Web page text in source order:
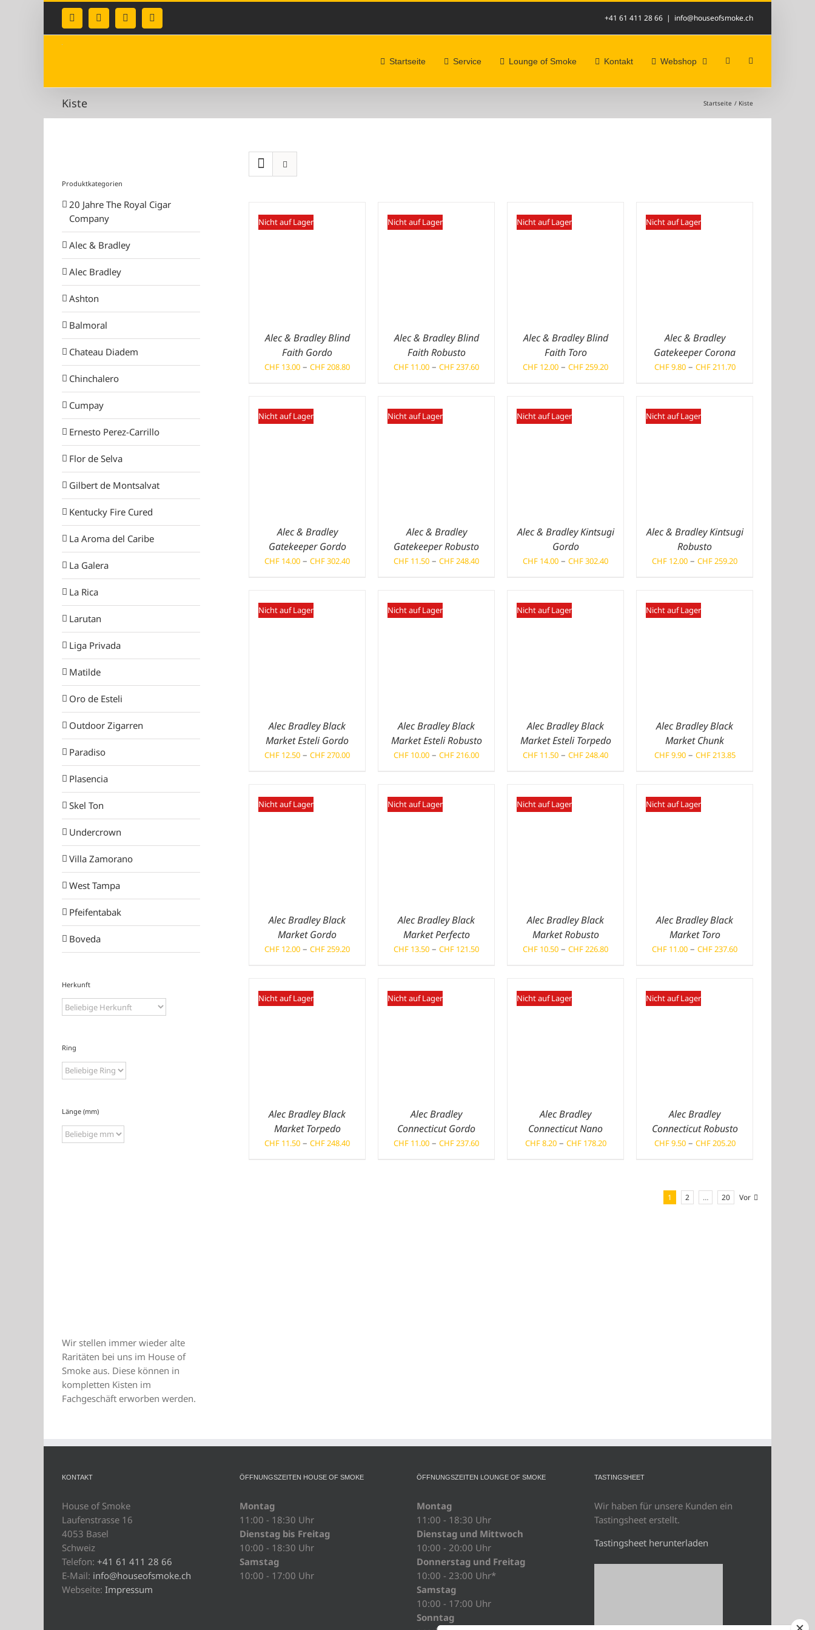
FacebookInstagram
X
E-
Mail
+41 61 411 28 66 | info@houseofsmoke.ch
Startseite Service Lounge of Smoke Kontakt Webshop
Kiste Startseite Kiste
Nicht auf Lager
Alec & Bradley Blind
Faith Gordo
CHF 13.00 – CHF208.80Preisspanne:
CHF 208.80
Nicht auf Lager
Alec & Bradley Blind
Faith Robusto
CHF 11.00 – CHF237.60Preisspanne:
CHF 237.60
Nicht auf Lager
Alec & Bradley Blind
Faith Toro
CHF 12.00 – CHF259.20Preisspanne:
CHF 259.20
Nicht auf Lager
Alec & Bradley
Gatekeeper Corona
CHF9.80 – CHF211.70Preisspanne:
Nicht auf Lager
Alec & Bradley
Gatekeeper Gordo
CHF 14.00 – CHF302.40Preisspanne:
CHF 302.40
Nicht auf Lager
Alec & Bradley
Gatekeeper Robusto
CHF 11.50 – CHF248.40Preisspanne:
CHF 248.40
Nicht auf Lager
Alec & Bradley Kintsugi
Gordo
CHF 14.00 – CHF302.40Preisspanne:
CHF 302.40
Nicht auf Lager
Alec & Bradley Kintsugi
Robusto
CHF 12.00 – CHF259.20Preisspanne:
Nicht auf Lager
Alec Bradley Black
Market Esteli Gordo
CHF 12.50 – CHF270.00Preisspanne:
CHF 270.00
Nicht auf Lager
Alec Bradley Black
Market Esteli Robusto
CHF 10.00 – CHF216.00Preisspanne:
CHF 216.00
Nicht auf Lager
Alec Bradley Black
Market Esteli Torpedo
CHF 11.50 – CHF248.40Preisspanne:
CHF 248.40
Nicht auf Lager
Alec Bradley Black
Market Chunk
CHF9.90 – CHF213.85Preisspanne:
Nicht auf Lager
Alec Bradley Black
Market Gordo
CHF 12.00 – CHF259.20Preisspanne:
CHF 259.20
Nicht auf Lager
Alec Bradley Black
Market Perfecto
CHF 13.50 – CHF 121.50Preisspanne:
CHF 121.50
Nicht auf Lager
Alec Bradley Black
Market Robusto
CHF 10.50 – CHF226.80Preisspanne:
CHF 226.80
Nicht auf Lager
Alec Bradley Black
Market Toro
CHF 11.00 – CHF237.60Preisspanne:
Nicht auf Lager
Alec Bradley Black
Market Torpedo
CHF 11.50 – CHF248.40Preisspanne:
Nicht auf Lager
Alec Bradley
Connecticut Gordo
CHF 11.00 – CHF237.60Preisspanne:
Nicht auf Lager
Alec Bradley
Connecticut Nano
CHF8.20 – CHF178.20Preisspanne:
Nicht auf Lager
Alec Bradley
Connecticut Robusto
CHF9.50 – CHF205.20Preisspanne:
1 2 … 20 Vor
Produktkategorien
20 Jahre The Royal Cigar
Company
Alec & Bradley
Alec Bradley
Ashton
Balmoral
Chateau Diadem
Chinchalero
Cumpay
Ernesto Perez-Carrillo
Flor de Selva
Gilbert de Montsalvat
Kentucky Fire Cured
La Aroma del Caribe
La Galera
La Rica
Larutan
Liga Privada
Matilde
Oro de Esteli
Outdoor Zigarren
Paradiso
Plasencia
Skel Ton
Undercrown
Villa Zamorano
West Tampa
Pfeifentabak
Boveda
Herkunft
Ring
Länge (mm)
Wir stellen immer wieder alte
Raritäten bei uns im House of
Smoke aus. Diese können in
kompletten Kisten im
Fachgeschäft erworben werden.
KONTAKT
House of Smoke
Laufenstrasse 16
4053 Basel
Schweiz
Telefon: +41 61 411 28 66
E-Mail: info@houseofsmoke.ch
Webseite: Impressum
ÖFFNUNGSZEITEN HOUSE OF SMOKE
Montag
11:00 - 18:30 Uhr
Dienstag bis Freitag
10:00 - 18:30 Uhr
Samstag
10:00 - 17:00 Uhr
ÖFFNUNGSZEITEN LOUNGE OF SMOKE
Montag
11:00 - 18:30 Uhr
Dienstag und Mittwoch
10:00 - 20:00 Uhr
Donnerstag und Freitag
10:00 - 23:00 Uhr*
Samstag
10:00 - 17:00 Uhr
Sonntag
TASTINGSHEET
Wir haben für unsere Kunden ein
Tastingsheet erstellt.
Tastingsheet herunterladen